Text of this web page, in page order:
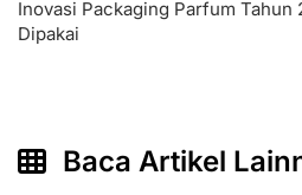
Inovasi Packaging Parfum Tahun
Dipakai
Baca Artikel